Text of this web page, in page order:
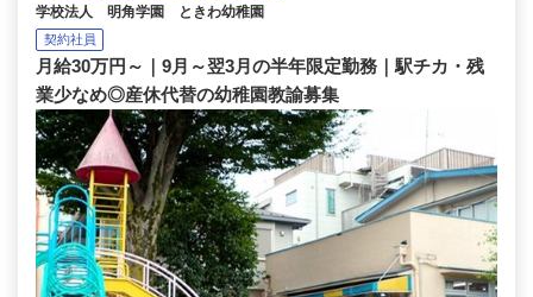
学校法人 明角学園 ときわ幼稚園
契約社員
月給30万円～｜9月～翌3月の半年限定勤務｜駅チカ・残
業少なめ◎産休代替の幼稚園教諭募集